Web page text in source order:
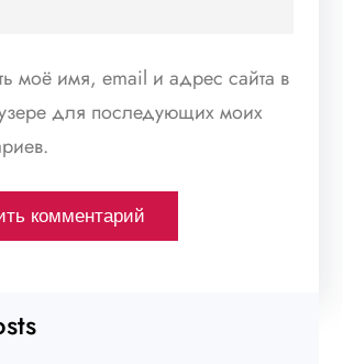
моё имя, email и адрес сайта в
для последующих моих